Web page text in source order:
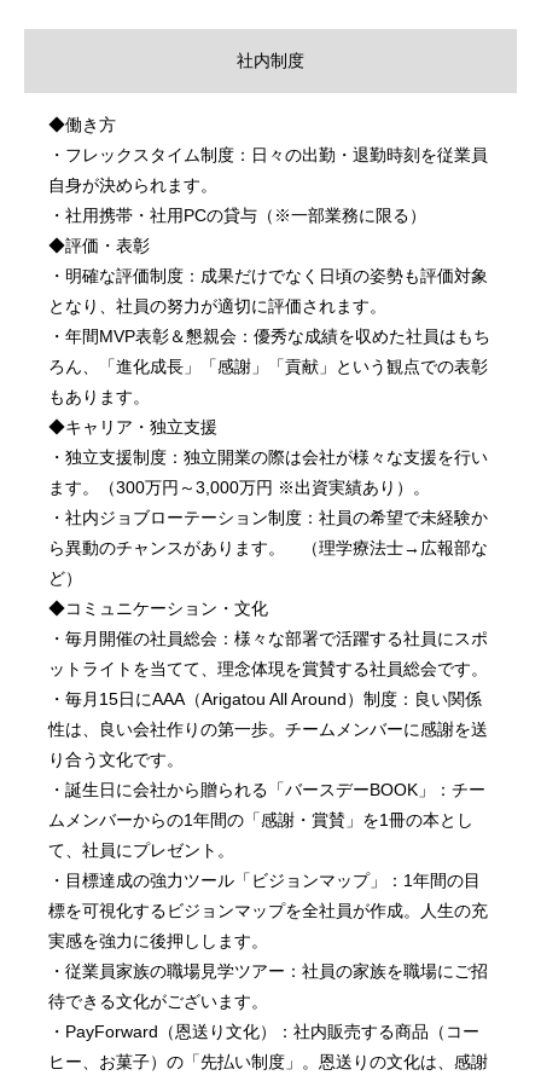
社内制度
◆働き方
・フレックスタイム制度：日々の出勤・退勤時刻を従業員
自身が決められます。
・社用携帯・社用PCの貸与（※一部業務に限る）
◆評価・表彰
・明確な評価制度：成果だけでなく日頃の姿勢も評価対象
となり、社員の努力が適切に評価されます。
・年間MVP表彰＆懇親会：優秀な成績を収めた社員はもち
ろん、「進化成長」「感謝」「貢献」という観点での表彰
もあります。
◆キャリア・独立支援
・独立支援制度：独立開業の際は会社が様々な支援を行い
ます。（300万円～3,000万円 ※出資実績あり）。
・社内ジョブローテーション制度：社員の希望で未経験か
ら異動のチャンスがあります。 （理学療法士→広報部な
ど）
◆コミュニケーション・文化
・毎月開催の社員総会：様々な部署で活躍する社員にスポ
ットライトを当てて、理念体現を賞賛する社員総会です。
・毎月15日にAAA（Arigatou All Around）制度：良い関係
性は、良い会社作りの第一歩。チームメンバーに感謝を送
り合う文化です。
・誕生日に会社から贈られる「バースデーBOOK」：チー
ムメンバーからの1年間の「感謝・賞賛」を1冊の本とし
て、社員にプレゼント。
・目標達成の強力ツール「ビジョンマップ」：1年間の目
標を可視化するビジョンマップを全社員が作成。人生の充
実感を強力に後押しします。
・従業員家族の職場見学ツアー：社員の家族を職場にご招
待できる文化がございます。
・PayForward（恩送り文化）：社内販売する商品（コー
ヒー、お菓子）の「先払い制度」。恩送りの文化は、感謝